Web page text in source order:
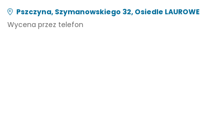
Pszczyna, Szymanowskiego 32, Osiedle LAUROWE
Wycena przez telefon